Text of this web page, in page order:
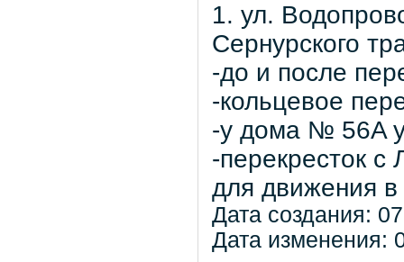
1. ул.
Сернурского
-до и после
-кольцевое
-у дома № 56A
-перекресток с
для движения
Дата создания:
Дата изменения: